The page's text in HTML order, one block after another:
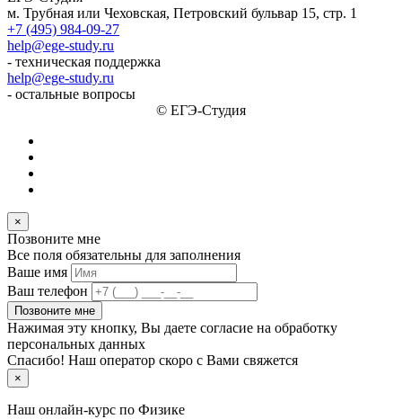
м. Трубная или Чеховская, Петровский бульвар 15, стр. 1
+7 (495) 984-09-27
help@ege-study.ru
- техническая поддержка
help@ege-study.ru
- остальные вопросы
© ЕГЭ-Студия
×
Позвоните мне
Все поля обязательны для заполнения
Ваше имя
Ваш телефон
Позвоните мне
Нажимая эту кнопку, Вы даете согласие на обработку
персональных данных
Спасибо! Наш оператор скоро с Вами свяжется
×
Наш онлайн-курс по Физике